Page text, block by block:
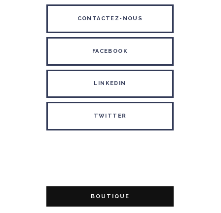
CONTACTEZ-NOUS
FACEBOOK
LINKEDIN
TWITTER
BOUTIQUE